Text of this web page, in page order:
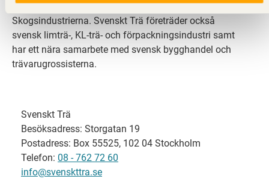
och är en del av branschorganisationen
Skogsindustrierna. Svenskt Trä företräder också
svensk limträ-, KL-trä- och förpackningsindustri samt
har ett nära samarbete med svensk bygghandel och
trävarugrossisterna.
Svenskt Trä
Besöksadress: Storgatan 19
Postadress: Box 55525, 102 04 Stockholm
Telefon: 08 - 762 72 60
info@svenskttra.se